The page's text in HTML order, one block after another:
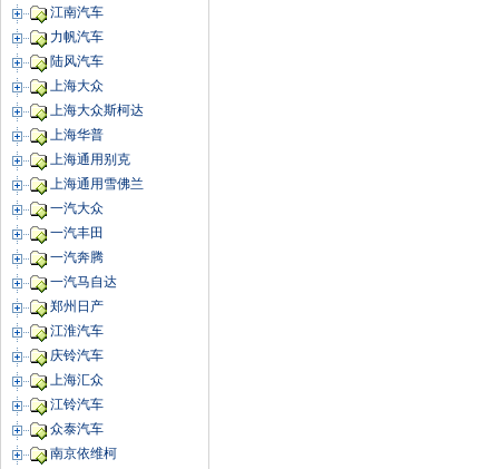
江南汽车
力帆汽车
陆风汽车
上海大众
上海大众斯柯达
上海华普
上海通用别克
上海通用雪佛兰
一汽大众
一汽丰田
一汽奔腾
一汽马自达
郑州日产
江淮汽车
庆铃汽车
上海汇众
江铃汽车
众泰汽车
南京依维柯